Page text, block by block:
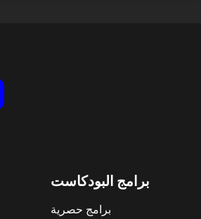
برامج البودكاست
برامج حصرية